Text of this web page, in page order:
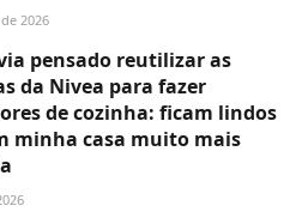
2026
pensado reutilizar as
da Nivea para fazer
de cozinha: ficam lindos
minha casa muito mais